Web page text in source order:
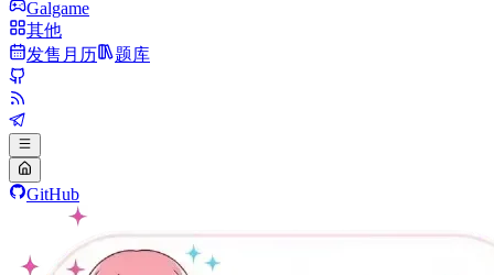
Galgame
其他
发售月历
题库
GitHub